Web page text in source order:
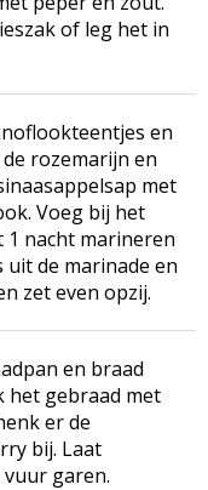
of leg het in
en
rozemarijn en
met
Voeg bij het
1 nacht marineren
uit de marinade en
zet even opzij.
en braad
het gebraad met
er de
bij. Laat
garen.